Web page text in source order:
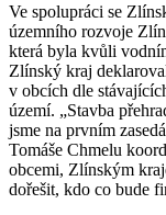
Ve spolupráci se
územního rozvoje
která byla kvůli
Zlínský kraj
v obcích dle
území. „Stavba
jsme na prvním
Tomáše Chmelu
obcemi, Zlínským
dořešit, kdo co bude